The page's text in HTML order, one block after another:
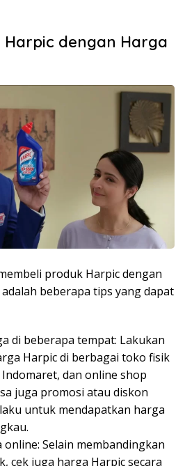
Harpic dengan Harga
produk Harpic dengan
beberapa tips yang dapat
di beberapa tempat: Lakukan
Harpic di berbagai toko fisik
dan online shop
juga promosi atau diskon
untuk mendapatkan harga
online: Selain membandingkan
cek juga harga Harpic secara